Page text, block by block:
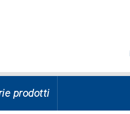
prodotti